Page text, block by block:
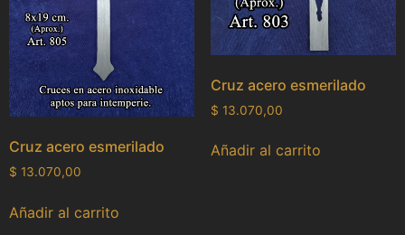
Cruz acero esmerilado
$ 13.070,00
Añadir al carrito
Cruz acero esmerilado
$ 13.070,00
Añadir al carrito